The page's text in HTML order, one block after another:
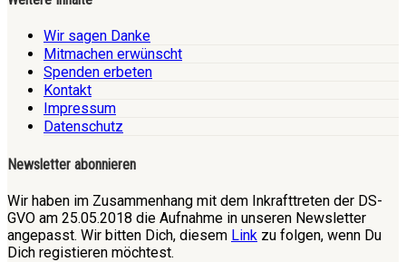
Wir sagen Danke
Mitmachen erwünscht
Spenden erbeten
Kontakt
Impressum
Datenschutz
Newsletter abonnieren
Wir haben im Zusammenhang mit dem Inkrafttreten der DS-
GVO am 25.05.2018 die Aufnahme in unseren Newsletter
angepasst. Wir bitten Dich, diesem Link zu folgen, wenn Du
Dich registieren möchtest.